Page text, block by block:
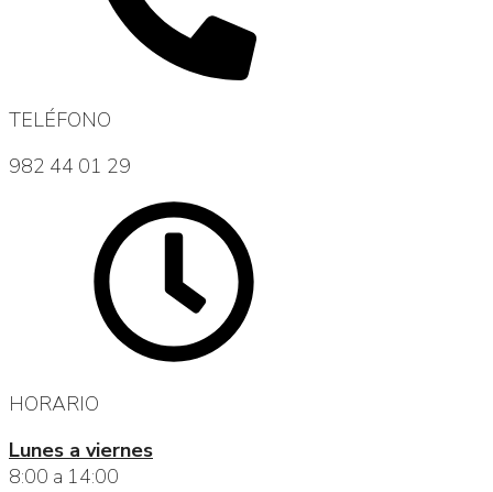
TELÉFONO
982 44 01 29
HORARIO
Lunes a viernes
8:00 a 14:00